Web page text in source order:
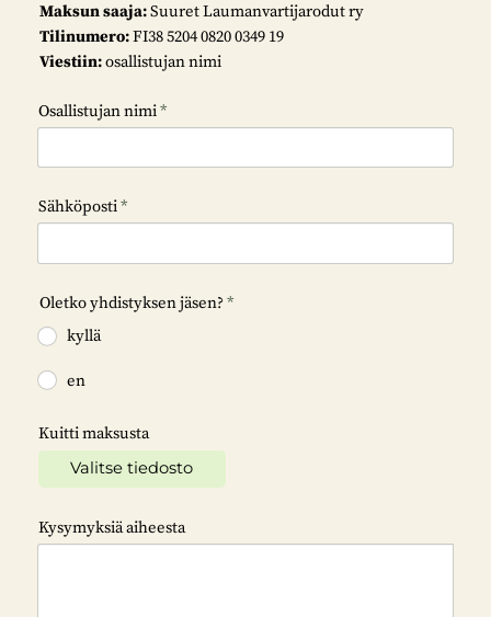
Maksun saaja:Suuret Laumanvartijarodut ry
Tilinumero:FI38 5204 0820 0349 19
Viestiin:osallistujan nimi
Osallistujan nimi*
Sähköposti*
Oletko yhdistyksen jäsen?*
kyllä
en
Kuitti maksusta
Valitse tiedosto
Kysymyksiä aiheesta